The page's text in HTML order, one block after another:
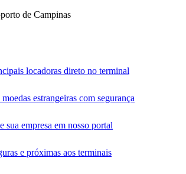
de Campinas
locadoras direto no terminal
estrangeiras com segurança
sua empresa em nosso portal
e próximas aos terminais